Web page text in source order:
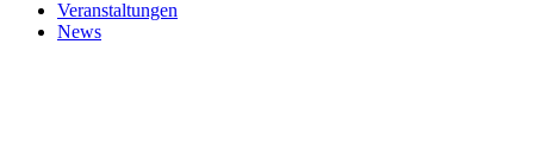
Veranstaltungen
News